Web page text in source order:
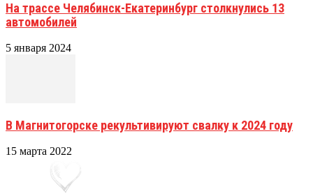
На трассе Челябинск-Екатеринбург столкнулись 13
автомобилей
5 января 2024
В Магнитогорске рекультивируют свалку к 2024 году
15 марта 2022